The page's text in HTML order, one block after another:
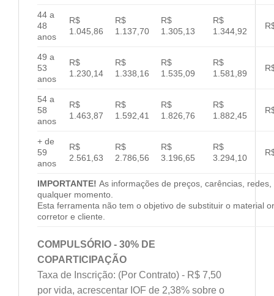
44 a
48
anos
R$
1.045,86
R$
1.137,70
R$
1.305,13
R$
1.344,92
49 a
53
anos
R$
1.230,14
R$
1.338,16
R$
1.535,09
R$
1.581,89
54 a
58
anos
R$
1.463,87
R$
1.592,41
R$
1.826,76
R$
1.882,45
+ de
59
anos
R$
2.561,63
R$
2.786,56
R$
3.196,65
R$
3.294,10
IMPORTANTE! As informações de preços, carências,
qualquer momento.
Esta ferramenta não tem o objetivo de substituir o material
corretor e cliente.
COMPULSÓRIO - 30% DE
COPARTICIPAÇÃO
Taxa de Inscrição: (Por Contrato) - R$ 7,50
por vida, acrescentar IOF de 2,38% sobre o